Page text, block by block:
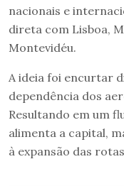
nacionais e
direta com Lisboa,
Montevidéu.
A ideia foi encurtar
dependência dos
Resultando em um
alimenta a capital,
à expansão das